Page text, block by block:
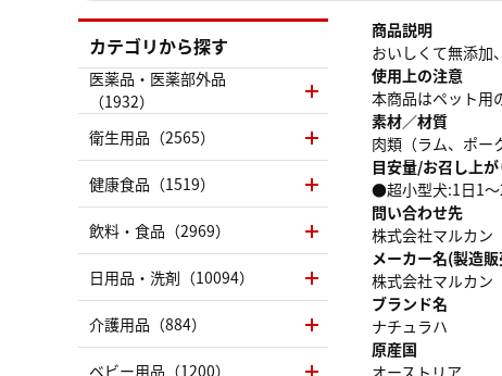
商品説明
おいしくて無添加
使用上の注意
本商品はペット用
素材／材質
肉類（ラム、ポー
目安量/お召し上
●超小型犬:1日1～
問い合わせ先
株式会社マルカン
メーカー名(製造
株式会社マルカン
ブランド名
ナチュラハ
原産国
オーストリア
カテゴリから探す
医薬品・医薬部外品
（1932）
衛生用品（2565）
健康食品（1519）
飲料・食品（2969）
日用品・洗剤（10094）
介護用品（884）
ベビー用品（1200）